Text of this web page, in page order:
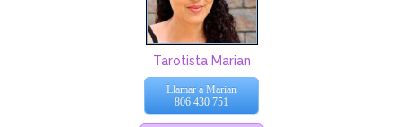
Tarotista Marian
Llamar a Marian
806 430 751